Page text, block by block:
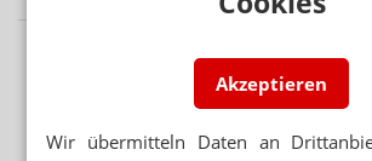
Akzeptieren
Wir übermitteln Daten an